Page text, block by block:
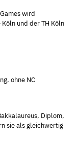
wird
und der TH Köln
ohne NC
Diplom,
sie als gleichwertig